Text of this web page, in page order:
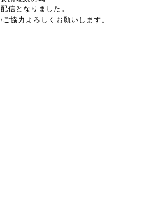
信となりました。
/ご協力よろしくお願いします。